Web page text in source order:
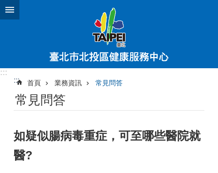
跳到主要內容區塊
:::
:::
首頁 業務資訊 常見問答
常見問答
如疑似腸病毒重症，可至哪些醫院就
醫?